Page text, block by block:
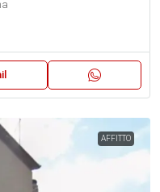
AFFITTO